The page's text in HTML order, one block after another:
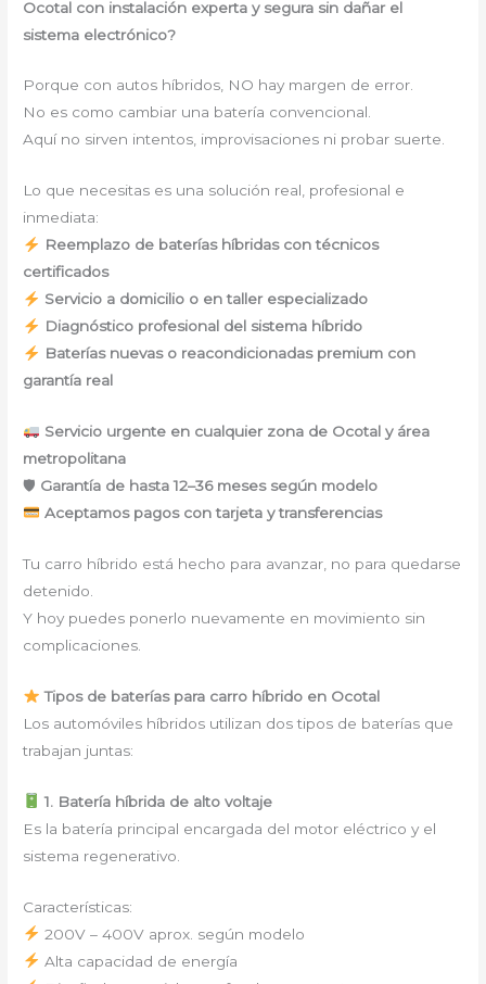
Ocotal con instalación experta y segura sin dañar el
sistema electrónico?
Porque con autos híbridos, NO hay margen de error.
No es como cambiar una batería convencional.
Aquí no sirven intentos, improvisaciones ni probar suerte.
Lo que necesitas es una solución real, profesional e
inmediata:
Reemplazo de baterías híbridas con técnicos
certificados
Servicio a domicilio o en taller especializado
Diagnóstico profesional del sistema híbrido
Baterías nuevas o reacondicionadas premium con
garantía real
Servicio urgente en cualquier zona de Ocotal y área
metropolitana
🛡 Garantía de hasta 12–36 meses según modelo
Aceptamos pagos con tarjeta y transferencias
Tu carro híbrido está hecho para avanzar, no para quedarse
detenido.
Y hoy puedes ponerlo nuevamente en movimiento sin
complicaciones.
Tipos de baterías para carro híbrido en Ocotal
Los automóviles híbridos utilizan dos tipos de baterías que
trabajan juntas:
1. Batería híbrida de alto voltaje
Es la batería principal encargada del motor eléctrico y el
sistema regenerativo.
Características:
200V – 400V aprox. según modelo
Alta capacidad de energía